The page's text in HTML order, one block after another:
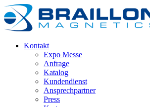
Kontakt
Expo Messe
Anfrage
Katalog
Kundendienst
Ansprechpartner
Press